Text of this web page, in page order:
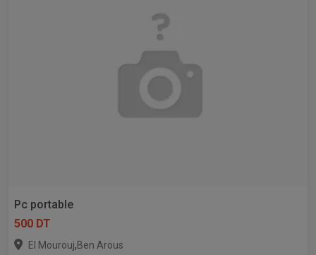
Pc portable
500 DT
El Mourouj,Ben Arous